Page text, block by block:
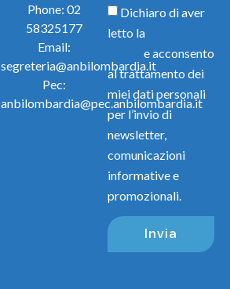
Phone: 02
58325177
Email:
segreteria@anbilombardia.it
Pec:
anbilombardia@pec.anbilombardia.it
Dichiaro di aver
letto la
e acconsento
al trattamento dei
miei dati personali
per l’invio di
newsletter,
comunicazioni
informative e
promozionali.
Invia